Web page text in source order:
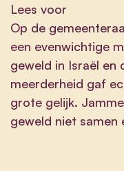
Lees voor
Op de
een evenwichtige
geweld in Israël en
meerderheid gaf
grote gelijk.
geweld niet samen